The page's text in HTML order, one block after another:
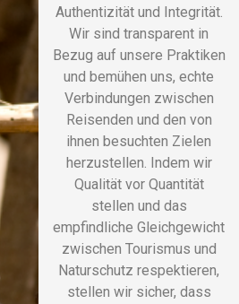
Authentizität und Integrität.
Wir sind transparent in
Bezug auf unsere Praktiken
und bemühen uns, echte
Verbindungen zwischen
Reisenden und den von
ihnen besuchten Zielen
herzustellen. Indem wir
Qualität vor Quantität
stellen und das
empfindliche Gleichgewicht
zwischen Tourismus und
Naturschutz respektieren,
stellen wir sicher, dass